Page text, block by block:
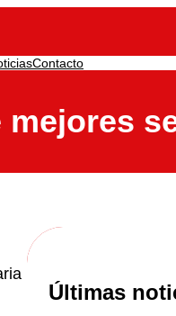
Contacto
mejores
Últimas